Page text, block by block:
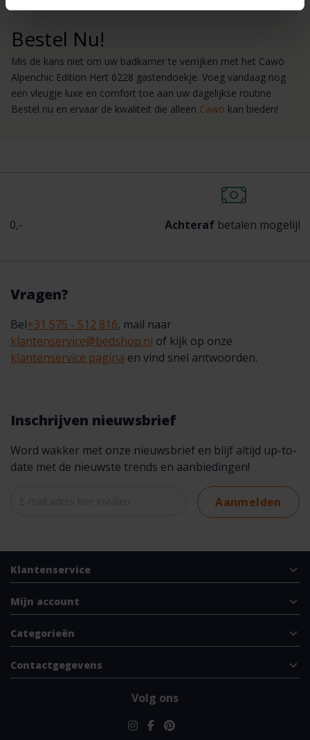
Bestel Nu!
Mis de kans niet om uw badkamer te verrijken met het Cawö
Alpenchic Edition Hert 6228 gastendoekje. Voeg vandaag nog
een vleugje luxe en comfort toe aan uw dagelijkse routine.
Bestel nu en ervaar de kwaliteit die alleen Cawö kan bieden!
Achterafbetalen mogelijk
Vragen?
Bel+31 575 - 512 816, mail naar
klantenservice@bedshop.nl of kijk op onze
klantenservice pagina en vind snel antwoorden.
Inschrijven nieuwsbrief
Word wakker met onze nieuwsbrief en blijf altijd up-to-
date met de nieuwste trends en aanbiedingen!
Aanmelden
Klantenservice
Mijn account
Categorieën
Contactgegevens
Volg ons